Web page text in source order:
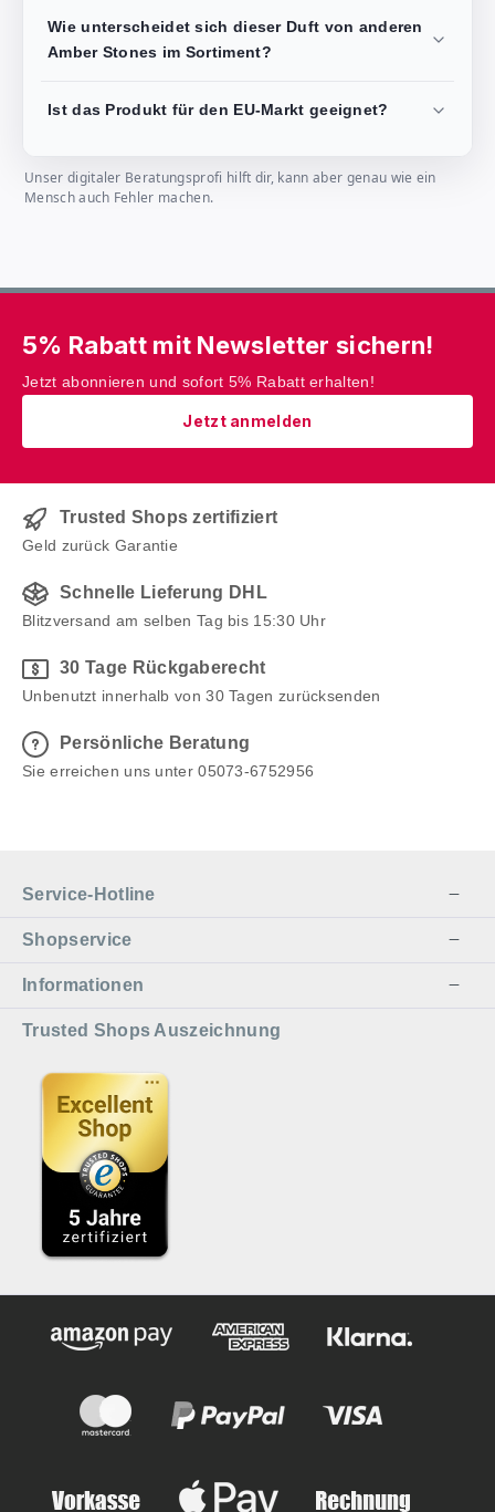
Wie unterscheidet sich dieser Duft von anderen
Amber Stones im Sortiment?
Ist das Produkt für den EU-Markt geeignet?
Unser digitaler Beratungsprofi hilft dir, kann aber genau wie ein
Mensch auch Fehler machen.
5% Rabatt mit Newsletter sichern!
Jetzt abonnieren und sofort 5% Rabatt erhalten!
Jetzt anmelden
Trusted Shops zertifiziert
Geld zurück Garantie
Schnelle Lieferung DHL
Blitzversand am selben Tag bis 15:30 Uhr
30 Tage Rückgaberecht
Unbenutzt innerhalb von 30 Tagen zurücksenden
Persönliche Beratung
Sie erreichen uns unter 05073-6752956
Service-Hotline
Shopservice
Informationen
Trusted Shops Auszeichnung